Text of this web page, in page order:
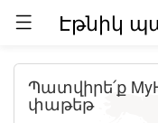
Պատվիրե՛ք
փաթեթ